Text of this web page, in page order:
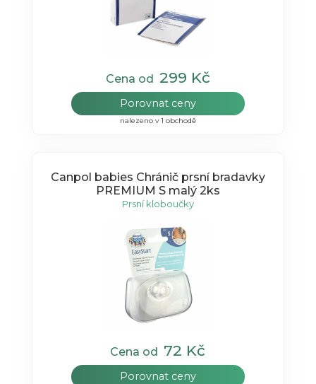
Cena od 299 Kč
Porovnat ceny
nalezeno v 1 obchodě
Canpol babies Chránič prsní bradavky
PREMIUM S malý 2ks
Prsní kloboučky
Cena od 72 Kč
Porovnat ceny